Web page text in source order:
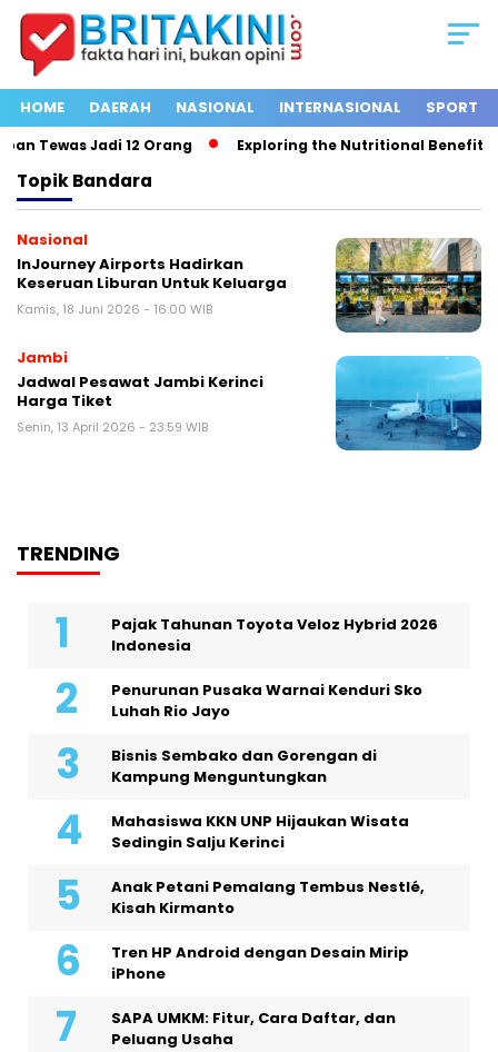
HOME DAERAH NASIONAL INTERNASIONAL SPORT
Tewas Jadi 12 Orang Exploring the Nutritional Benefits
TopikBandara
Nasional
InJourney Airports Hadirkan
Keseruan Liburan Untuk Keluarga
Kamis, 18 Juni 2026 - 16:00 WIB
Jambi
Jadwal Pesawat Jambi Kerinci
Harga Tiket
Senin, 13 April 2026 - 23:59 WIB
TRENDING
Pajak Tahunan Toyota Veloz Hybrid 2026
Indonesia
Penurunan Pusaka Warnai Kenduri Sko
Luhah Rio Jayo
Bisnis Sembako dan Gorengan di
Kampung Menguntungkan
Mahasiswa KKN UNP Hijaukan Wisata
Sedingin Salju Kerinci
Anak Petani Pemalang Tembus Nestlé,
Kisah Kirmanto
Tren HP Android dengan Desain Mirip
iPhone
SAPA UMKM: Fitur, Cara Daftar, dan
Peluang Usaha